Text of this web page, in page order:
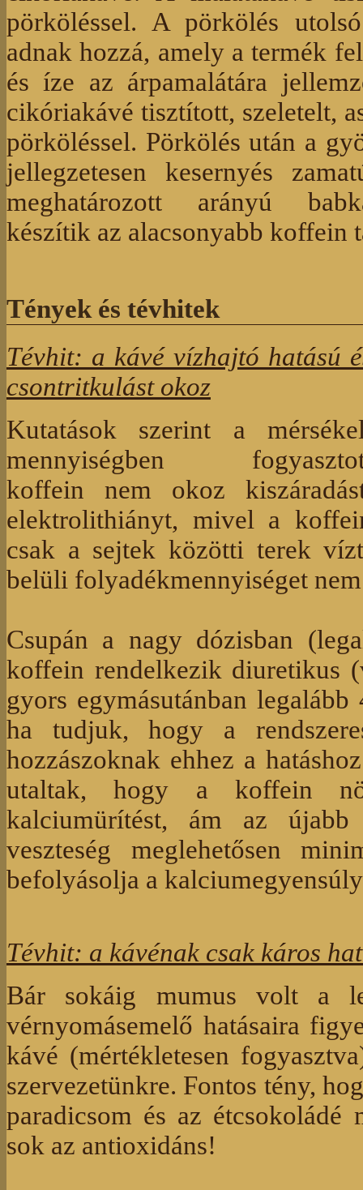
pörköléssel. A pörkölés
adnak hozzá, amely a termék
és íze az árpamalátára
cikóriakávé tisztított, szeletelt,
pörköléssel. Pörkölés után a
jellegzetesen kesernyés
meghatározott arányú
készítik az alacsonyabb koffein
Tények és tévhitek
Tévhit: a kávé vízhajtó hatású
csontritkulást okoz
Kutatások szerint a
mennyiségben
koffein nem okoz
elektrolithiányt, mivel a
csak a sejtek közötti terek
belüli folyadékmennyiséget
Csupán a nagy dózisban
koffein rendelkezik diuretikus
gyors egymásutánban
ha tudjuk, hogy a
hozzászoknak ehhez a
utaltak, hogy a koffein
kalciumürítést, ám az
veszteség meglehetősen
befolyásolja a
Tévhit: a kávénak csak káros
Bár sokáig mumus volt a
vérnyomásemelő hatásaira
kávé (mértékletesen
szervezetünkre. Fontos tény,
paradicsom és az
sok az antioxidáns!